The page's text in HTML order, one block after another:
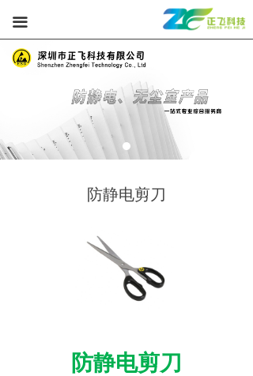
끀
防静电剪刀
防静电剪刀